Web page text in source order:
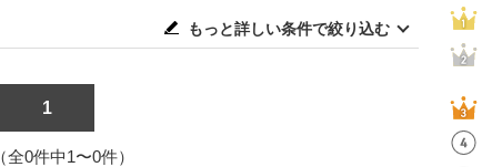
もっと詳しい条件で絞り込む
1
全0件中1〜0件）